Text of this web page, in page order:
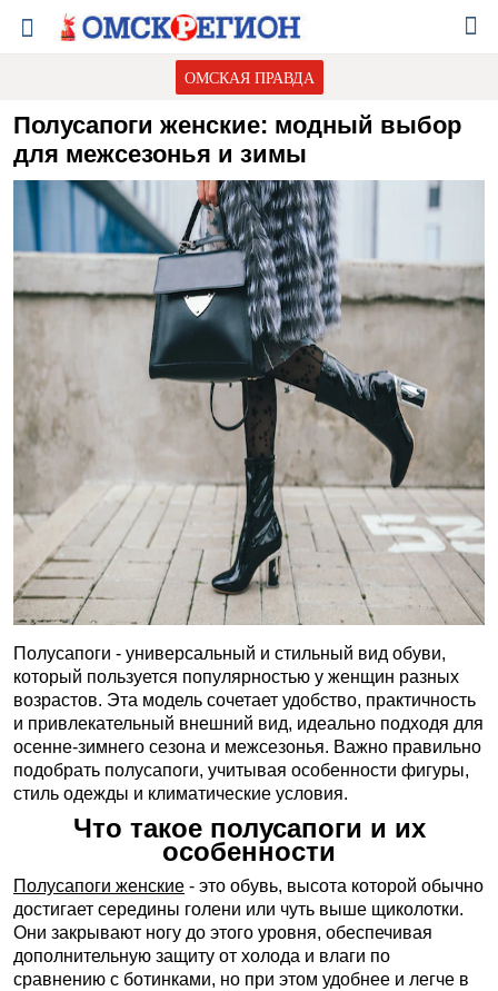
ОМСКАЯ ПРАВДА
Полусапоги женские: модный выбор
для межсезонья и зимы
Полусапоги - универсальный и стильный вид обуви,
который пользуется популярностью у женщин разных
возрастов. Эта модель сочетает удобство, практичность
и привлекательный внешний вид, идеально подходя для
осенне-зимнего сезона и межсезонья. Важно правильно
подобрать полусапоги, учитывая особенности фигуры,
стиль одежды и климатические условия.
Что такое полусапоги и их
особенности
Полусапоги женские - это обувь, высота которой обычно
достигает середины голени или чуть выше щиколотки.
Они закрывают ногу до этого уровня, обеспечивая
дополнительную защиту от холода и влаги по
сравнению с ботинками, но при этом удобнее и легче в